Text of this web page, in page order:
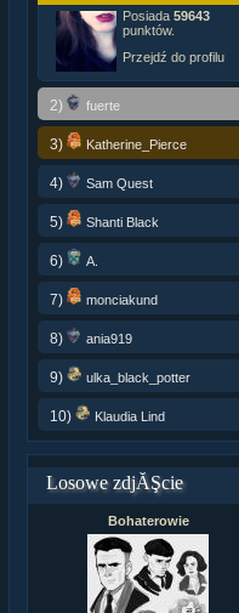
Posiada 59643
punktów.
Przejdź do profilu
2) fuerte
3) Katherine_Pierce
4) Sam Quest
5) Shanti Black
6) A.
7) monciakund
8) ania919
9) ulka_black_potter
10) Klaudia Lind
Losowe zdjĂŞcie
Bohaterowie